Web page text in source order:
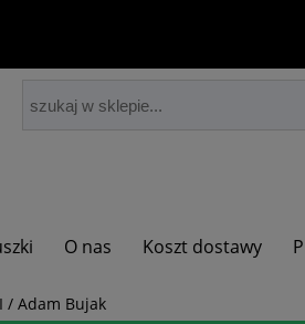
O nas Koszt dostawy
/ Adam Bujak